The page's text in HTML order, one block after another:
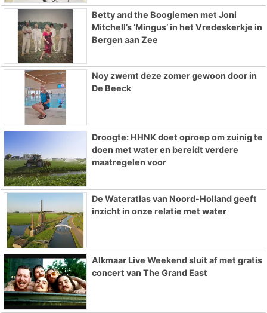
Betty and the Boogiemen met Joni
Mitchell’s ‘Mingus’ in het Vredeskerkje in
Bergen aan Zee
Noy zwemt deze zomer gewoon door in
De Beeck
Droogte: HHNK doet oproep om zuinig te
doen met water en bereidt verdere
maatregelen voor
De Wateratlas van Noord-Holland geeft
inzicht in onze relatie met water
Alkmaar Live Weekend sluit af met gratis
concert van The Grand East